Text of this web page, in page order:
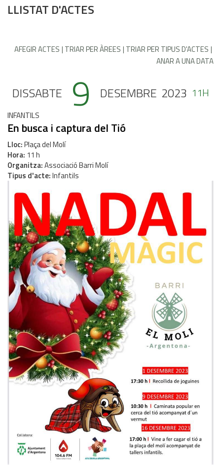
LLISTAT D'ACTES
AFEGIR ACTES TRIAR PER ÀREES TRIAR PER TIPUS D'ACTES
ANAR A UNA DATA
DISSABTE 9 DESEMBRE 2023 11H
INFANTILS
En busca i captura del Tió
Lloc Plaça del Molí
Hora 11 h
Organitza Associació Barri Molí
Tipus d'acte Infantils